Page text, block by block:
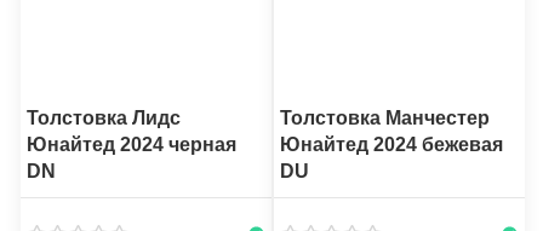
Толстовка Лидс
Юнайтед 2024 черная
DN
Толстовка Манчестер
Юнайтед 2024 бежевая
DU